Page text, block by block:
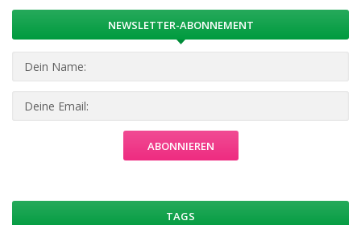
NEWSLETTER-ABONNEMENT
TAGS